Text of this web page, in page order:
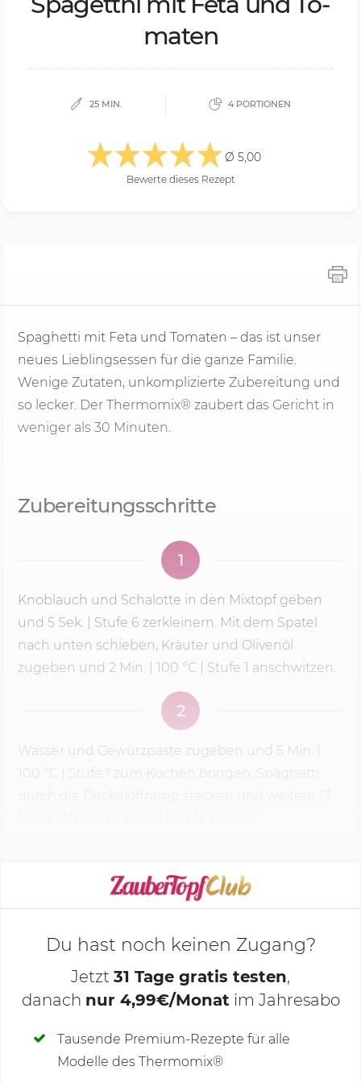
ma­ten
25 MIN. 4 PORTIONEN
Ø 5,00
Bewerte dieses Rezept
Spaghetti mit Feta und Tomaten – das ist unser
neues Lieblingsessen für die ganze Familie.
Wenige Zutaten, unkomplizierte Zubereitung und
so lecker. Der Thermomix® zaubert das Gericht in
weniger als 30 Minuten.
Zubereitungsschritte
1
Knoblauch und Schalotte in den Mixtopf geben
und 5 Sek. Stufe 6 zerkleinern. Mit dem Spatel
nach unten schieben, Kräuter und Olivenöl
zugeben und 2 Min. 100 °C | Stufe 1 anschwitzen.
2
Wasser und Gewürzpaste zugeben und 5 Min.
Stufe 1
zum Kochen bringen. Spaghetti
KOCHMODUS STARTEN
Deine Notizen
Du hast noch keinen Zugang?
Jetzt 31 Tage gratis testen,
danach nur 4,99€/Monat im Jahresabo
Tausende Premium-Rezepte für alle
Modelle des Thermomix®